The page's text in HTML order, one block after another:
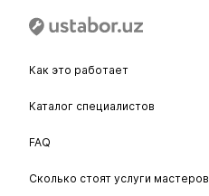
Как это работает
Каталог специалистов
FAQ
Сколько стоят услуги мастеров